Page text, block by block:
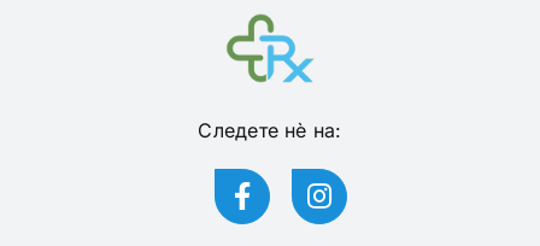
Следете нѐ на: